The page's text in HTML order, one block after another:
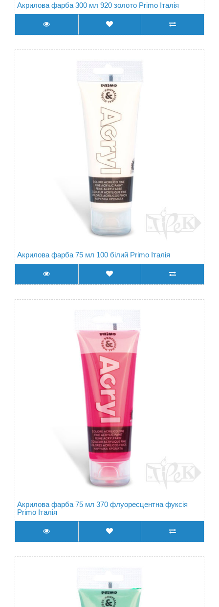
Акрилова фарба 300 мл 920 золото Primo Італія
Акрилова фарба 75 мл 100 білий Primo Італія
Акрилова фарба 75 мл 370 флуоресцентна фуксія
Primo Італія